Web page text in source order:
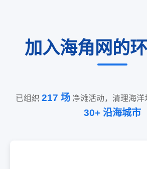
加入海角网的
已组织 217 场净滩活动，清理海洋
30+ 沿海城市